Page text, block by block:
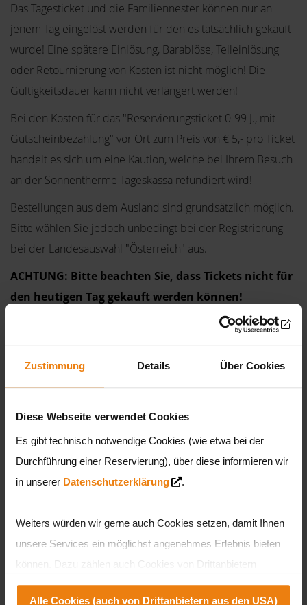
Zustimmung Details Über Cookies
Diese Webseite verwendet Cookies
Es gibt technisch notwendige Cookies (wie etwa bei der
Durchführung einer Reservierung), über diese informieren wir
in unserer Datenschutzerklärung .
Weiters würden wir gerne auch Cookies setzen, damit Ihnen
unsere Services ein möglichst angenehmes Erlebnis bieten
teilweise aus den USA. Sie können entweder alle Cookies
Alle Cookies (auch von Drittanbietern aus den USA)
Das Tagesticket und die Familiennester können nur an
jenem Tag eingelöst werden für den es tatsächlich gekauft
wurde! Eine spätere Einlösung, Barablöse, Teileinlösung
oder Retournierung von Kosten ist nicht möglich! Die
Gültigkeitsdauer kann nicht verlängert werden!
Bei den Kosten für das "Reservierungsticket 0-99 J., mit
Gutscheinbezahlung" vor Ort zum Preis von € 5,- pro Ticket
handelt es sich um eine Kaution, welche bei Ihrem Besuch
an der Sonnentherme Tageskassa refundiert wird!
Bestellungen aus dem Ausland sind grundsätzlich möglich.
Bitte wählen Sie jedoch unbedingt bei der Registrierung
bei der Landesauswahl "Österreich" aus.
ACHTUNG: Bitte beachten Sie, dass Tickets nicht für
den heutigen Tag gekauft werden können!
>FAQ - Häufig gestellte Fragen
1 2 3 4 5 6 7